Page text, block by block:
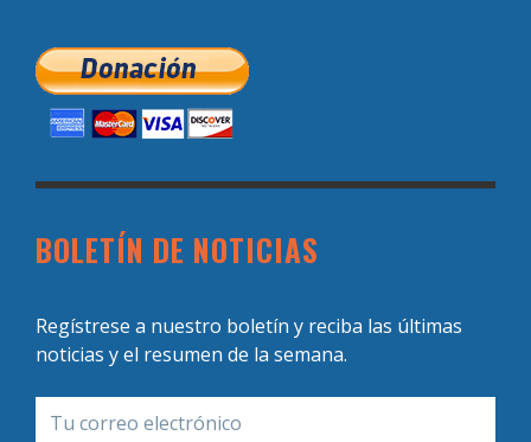
BOLETÍN DE NOTICIAS
Regístrese a nuestro boletín y reciba las últimas
noticias y el resumen de la semana.